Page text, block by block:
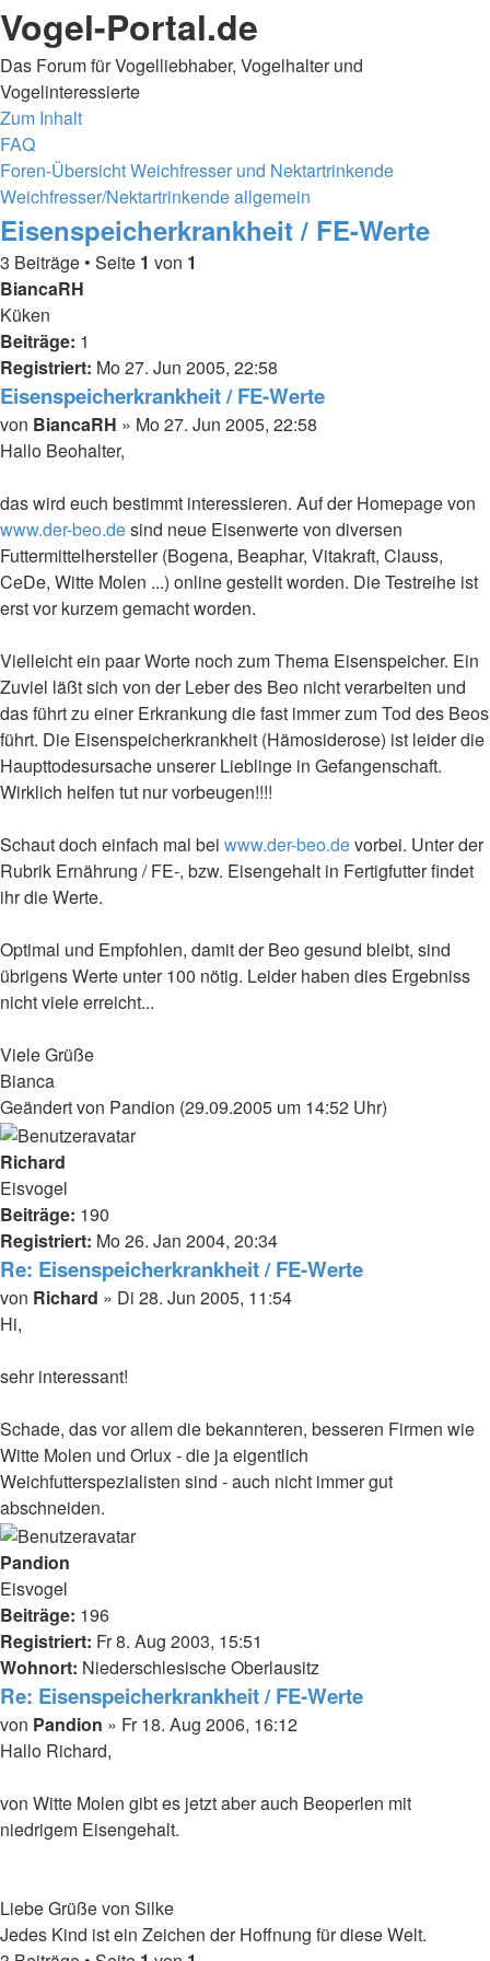
Vogel-Portal.de
Das Forum für Vogelliebhaber, Vogelhalter und
Vogelinteressierte
Zum Inhalt
FAQ
Foren-ÜbersichtWeichfresser und Nektartrinkende
Weichfresser/Nektartrinkende allgemein
Eisenspeicherkrankheit / FE-Werte
3 Beiträge • Seite 1 von 1
BiancaRH
Küken
Beiträge: 1
Registriert: Mo 27. Jun 2005, 22:58
Eisenspeicherkrankheit / FE-Werte
Beitrag
von BiancaRH » Mo 27. Jun 2005, 22:58
Hallo Beohalter,
das wird euch bestimmt interessieren. Auf der Homepage von
www.der-beo.desind neue Eisenwerte von diversen
Futtermittelhersteller (Bogena, Beaphar, Vitakraft, Clauss,
CeDe, Witte Molen ...) online gestellt worden. Die Testreihe ist
erst vor kurzem gemacht worden.
Vielleicht ein paar Worte noch zum Thema Eisenspeicher. Ein
Zuviel läßt sich von der Leber des Beo nicht verarbeiten und
das führt zu einer Erkrankung die fast immer zum Tod des Beos
führt. Die Eisenspeicherkrankheit (Hämosiderose) ist leider die
Haupttodesursache unserer Lieblinge in Gefangenschaft.
Wirklich helfen tut nur vorbeugen!!!!
Schaut doch einfach mal bei www.der-beo.devorbei. Unter der
Rubrik Ernährung / FE-, bzw. Eisengehalt in Fertigfutter findet
ihr die Werte.
Optimal und Empfohlen, damit der Beo gesund bleibt, sind
übrigens Werte unter 100 nötig. Leider haben dies Ergebniss
nicht viele erreicht...
Viele Grüße
Bianca
Geändert von Pandion (29.09.2005 um 14:52 Uhr)
Nach
oben
Richard
Eisvogel
Beiträge: 190
Registriert: Mo 26. Jan 2004, 20:34
Re: Eisenspeicherkrankheit / FE-Werte
Beitrag
von Richard » Di 28. Jun 2005, 11:54
Hi,
sehr interessant!
Schade, das vor allem die bekannteren, besseren Firmen wie
Witte Molen und Orlux - die ja eigentlich
Weichfutterspezialisten sind - auch nicht immer gut
abschneiden.
Nach
oben
Pandion
Eisvogel
Beiträge: 196
Registriert: Fr 8. Aug 2003, 15:51
Wohnort: Niederschlesische Oberlausitz
Re: Eisenspeicherkrankheit / FE-Werte
Beitrag
von Pandion » Fr 18. Aug 2006, 16:12
Hallo Richard,
von Witte Molen gibt es jetzt aber auch Beoperlen mit
niedrigem Eisengehalt.
Liebe Grüße von Silke
Jedes Kind ist ein Zeichen der Hoffnung für diese Welt.